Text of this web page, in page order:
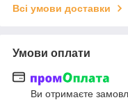
Всі умови доставки
Умови оплати
Ви отримаєте